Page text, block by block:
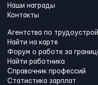
Наши награды
Контакты
Агентства по
Найти на карте
Форум о работе за
Найти работника
Справочник профессий
Статистика зарплат